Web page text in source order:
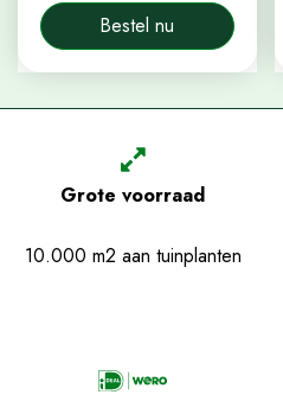
Bestel nu
Grote voorraad
10.000 m2 aan tuinplanten